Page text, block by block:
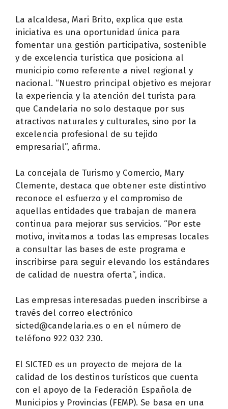
La alcaldesa, Mari Brito, explica que esta
iniciativa es una oportunidad única para
fomentar una gestión participativa, sostenible
y de excelencia turística que posiciona al
municipio como referente a nivel regional y
nacional. “Nuestro principal objetivo es mejorar
la experiencia y la atención del turista para
que Candelaria no solo destaque por sus
atractivos naturales y culturales, sino por la
excelencia profesional de su tejido
empresarial”, afirma.
La concejala de Turismo y Comercio, Mary
Clemente, destaca que obtener este distintivo
reconoce el esfuerzo y el compromiso de
aquellas entidades que trabajan de manera
continua para mejorar sus servicios. “Por este
motivo, invitamos a todas las empresas locales
a consultar las bases de este programa e
inscribirse para seguir elevando los estándares
de calidad de nuestra oferta”, indica.
Las empresas interesadas pueden inscribirse a
través del correo electrónico
sicted@candelaria.es o en el número de
teléfono 922 032 230.
El SICTED es un proyecto de mejora de la
calidad de los destinos turísticos que cuenta
con el apoyo de la Federación Española de
Municipios y Provincias (FEMP). Se basa en una